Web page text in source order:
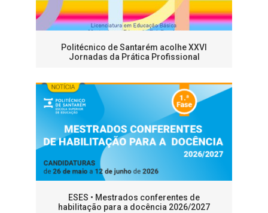
Politécnico de Santarém acolhe XXVI
Jornadas da Prática Profissional
ESES • Mestrados conferentes de
habilitação para a docência 2026/2027